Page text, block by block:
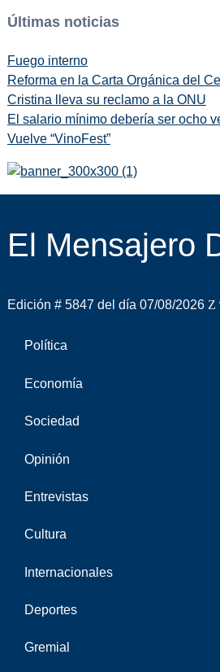
Últimas noticias
Fuego interno
Reforma en la Carta Orgánica del
Cristina lleva su reclamo a la ONU
El salario mínimo debería ser ocho
Vuelve “VinoFest”
El Mensajero
Edición # 5847 del día 07/08/2026
Política
Economía
Sociedad
Opinión
Entrevistas
Cultura
Internacionales
Deportes
Gremial